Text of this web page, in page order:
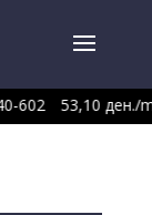
602 53,10 ден./